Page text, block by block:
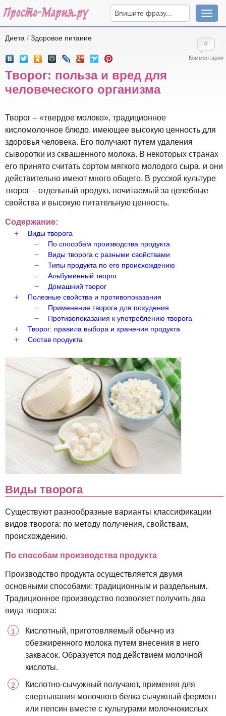
Диета / Здоровое питание
0
Комментарии
Творог: польза и вред для
человеческого организма
Творог – «твердое молоко», традиционное
кисломолочное блюдо, имеющее высокую ценность для
здоровья человека. Его получают путем удаления
сыворотки из сквашенного молока. В некоторых странах
его принято считать сортом мягкого молодого сыра, и они
действительно имеют много общего. В русской культуре
творог – отдельный продукт, почитаемый за целебные
свойства и высокую питательную ценность.
Содержание:
Виды творога
По способам производства продукта
Виды творога с разными свойствами
Типы продукта по его происхождению
Альбуминный творог
Домашний творог
Полезные свойства и противопоказания
Применение творога для похудения
Противопоказания к употреблению творога
Творог: правила выбора и хранения продукта
Состав продукта
Виды творога
Существуют разнообразные варианты классификации
видов творога: по методу получения, свойствам,
происхождению.
По способам производства продукта
Производство продукта осуществляется двумя
основными способами: традиционным и раздельным.
Традиционное производство позволяет получить два
вида творога:
Кислотный, приготовляемый обычно из
обезжиренного молока путем внесения в него
заквасок. Образуется под действием молочной
кислоты.
Кислотно-сычужный получают, применяя для
свертывания молочного белка сычужный фермент
или пепсин вместе с культурами молочнокислых